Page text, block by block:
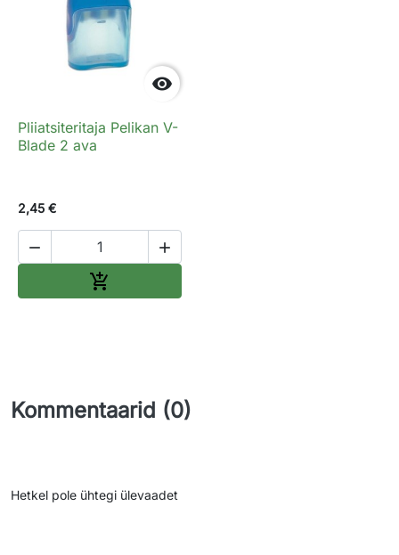

Pliiatsiteritaja Pelikan V-
Blade 2 ava
2,45 €
 

Kommentaarid (0)
Hetkel pole ühtegi ülevaadet